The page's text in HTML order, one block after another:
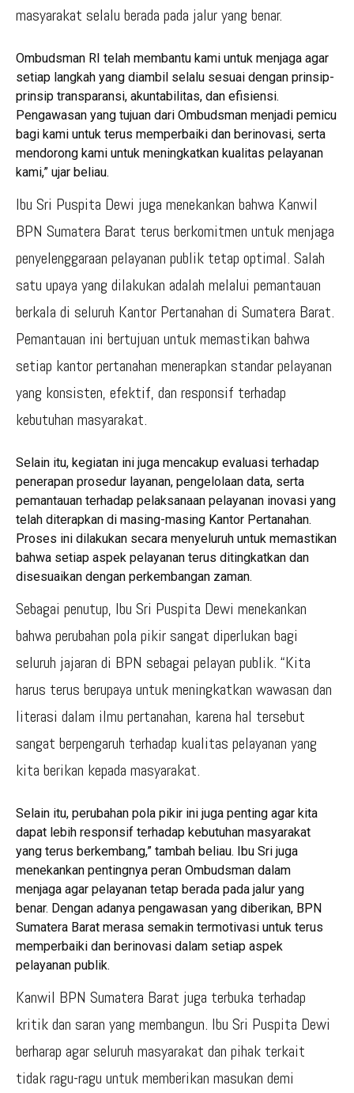
masyarakat selalu berada pada jalur yang benar.
Ombudsman RI telah membantu kami untuk menjaga agar
setiap langkah yang diambil selalu sesuai dengan prinsip-
prinsip transparansi, akuntabilitas, dan efisiensi.
Pengawasan yang tujuan dari Ombudsman menjadi pemicu
bagi kami untuk terus memperbaiki dan berinovasi, serta
mendorong kami untuk meningkatkan kualitas pelayanan
kami,” ujar beliau.
Ibu Sri Puspita Dewi juga menekankan bahwa Kanwil
BPN Sumatera Barat terus berkomitmen untuk menjaga
penyelenggaraan pelayanan publik tetap optimal. Salah
satu upaya yang dilakukan adalah melalui pemantauan
berkala di seluruh Kantor Pertanahan di Sumatera Barat.
Pemantauan ini bertujuan untuk memastikan bahwa
setiap kantor pertanahan menerapkan standar pelayanan
yang konsisten, efektif, dan responsif terhadap
kebutuhan masyarakat.
Selain itu, kegiatan ini juga mencakup evaluasi terhadap
penerapan prosedur layanan, pengelolaan data, serta
pemantauan terhadap pelaksanaan pelayanan inovasi yang
telah diterapkan di masing-masing Kantor Pertanahan.
Proses ini dilakukan secara menyeluruh untuk memastikan
bahwa setiap aspek pelayanan terus ditingkatkan dan
disesuaikan dengan perkembangan zaman.
Sebagai penutup, Ibu Sri Puspita Dewi menekankan
bahwa perubahan pola pikir sangat diperlukan bagi
seluruh jajaran di BPN sebagai pelayan publik. “Kita
harus terus berupaya untuk meningkatkan wawasan dan
literasi dalam ilmu pertanahan, karena hal tersebut
sangat berpengaruh terhadap kualitas pelayanan yang
kita berikan kepada masyarakat.
Selain itu, perubahan pola pikir ini juga penting agar kita
dapat lebih responsif terhadap kebutuhan masyarakat
yang terus berkembang,” tambah beliau. Ibu Sri juga
menekankan pentingnya peran Ombudsman dalam
menjaga agar pelayanan tetap berada pada jalur yang
benar. Dengan adanya pengawasan yang diberikan, BPN
Sumatera Barat merasa semakin termotivasi untuk terus
memperbaiki dan berinovasi dalam setiap aspek
pelayanan publik.
Kanwil BPN Sumatera Barat juga terbuka terhadap
kritik dan saran yang membangun. Ibu Sri Puspita Dewi
berharap agar seluruh masyarakat dan pihak terkait
tidak ragu-ragu untuk memberikan masukan demi